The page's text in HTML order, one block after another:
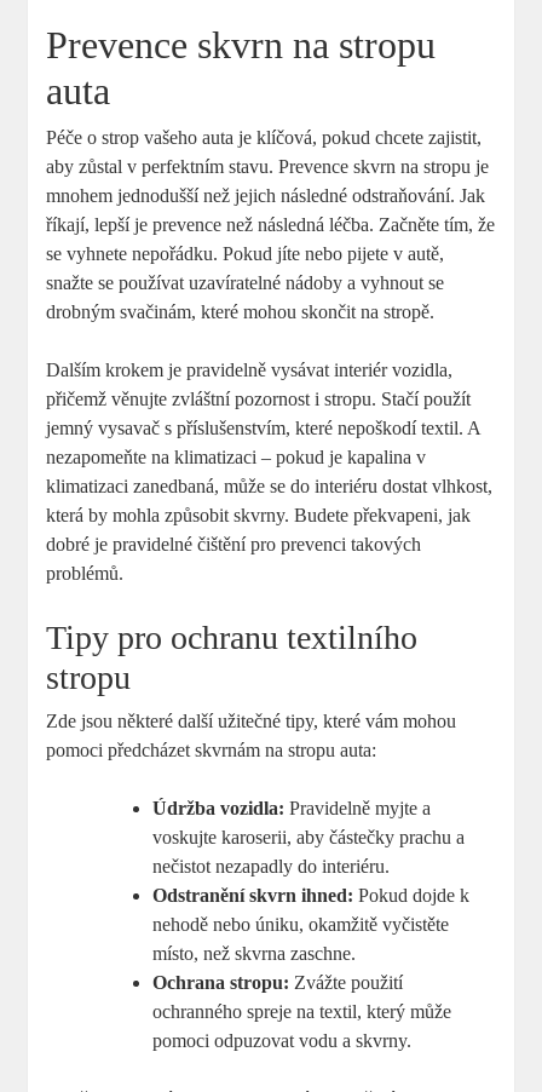
Prevence skvrn na stropu
auta
Péče o strop vašeho auta je klíčová, pokud chcete zajistit,
aby zůstal v perfektním stavu. Prevence skvrn na stropu je
mnohem jednodušší než jejich následné odstraňování. Jak
říkají, lepší je prevence než následná léčba. Začněte tím, že
se vyhnete nepořádku. Pokud jíte nebo pijete v autě,
snažte se používat uzavíratelné nádoby a vyhnout se
drobným svačinám, které mohou skončit na stropě.
Dalším krokem je pravidelně vysávat interiér vozidla,
přičemž věnujte zvláštní pozornost i stropu. Stačí použít
jemný vysavač s příslušenstvím, které nepoškodí textil. A
nezapomeňte na klimatizaci – pokud je kapalina v
klimatizaci zanedbaná, může se do interiéru dostat vlhkost,
která by mohla způsobit skvrny. Budete překvapeni, jak
dobré je pravidelné čištění pro prevenci takových
problémů.
Tipy pro ochranu textilního
stropu
Zde jsou některé další užitečné tipy, které vám mohou
pomoci předcházet skvrnám na stropu auta:
Údržba vozidla: Pravidelně myjte a
voskujte karoserii, aby částečky prachu a
nečistot nezapadly do interiéru.
Odstranění skvrn ihned: Pokud dojde k
nehodě nebo úniku, okamžitě vyčistěte
místo, než skvrna zaschne.
Ochrana stropu: Zvážte použití
ochranného spreje na textil, který může
pomoci odpuzovat vodu a skvrny.